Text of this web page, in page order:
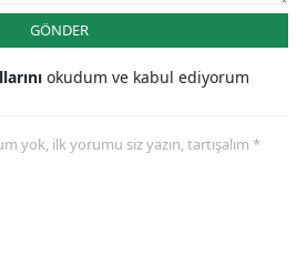
GÖNDER
okudum ve kabul ediyorum
yok, ilk yorumu siz yazın, tartışalım *